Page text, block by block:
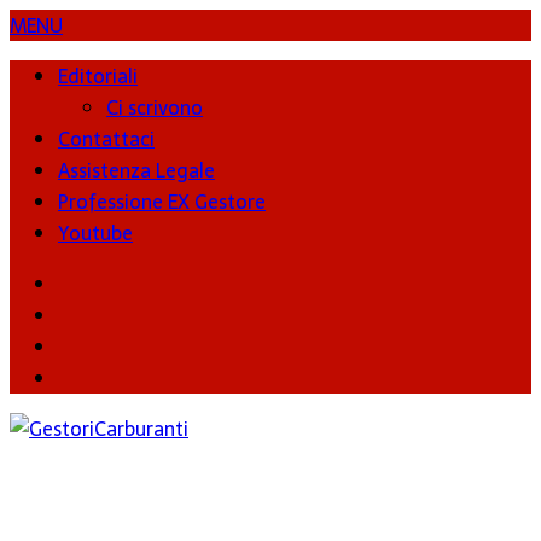
MENU
Editoriali
Ci scrivono
Contattaci
Assistenza Legale
Professione EX Gestore
Youtube